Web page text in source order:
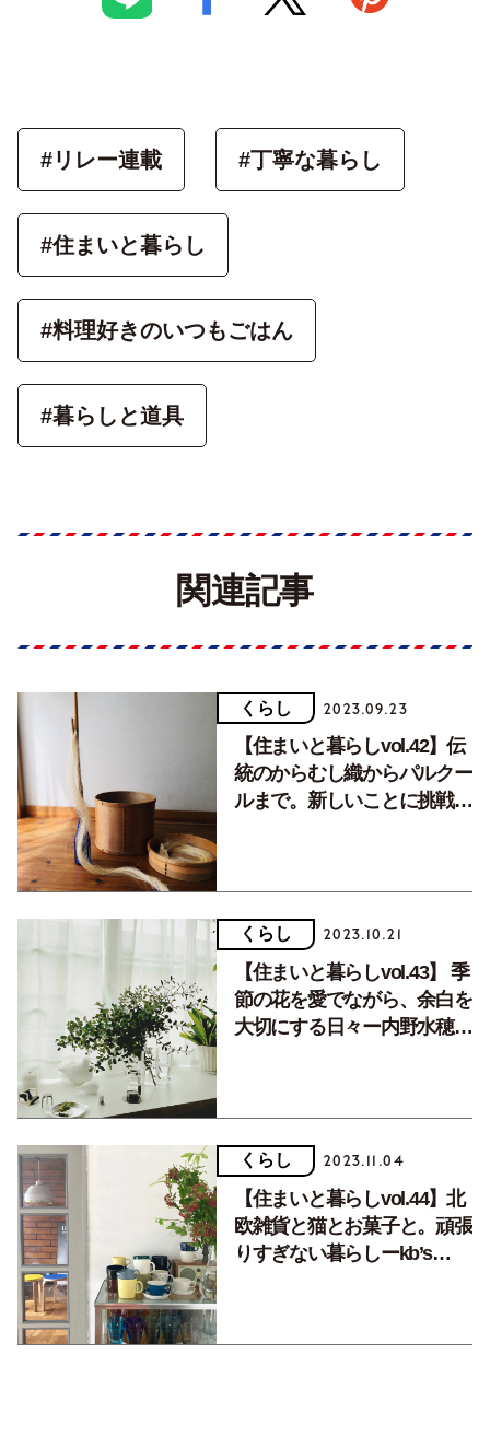
#リレー連載 #丁寧な暮らし
#住まいと暮らし
#料理好きのいつもごはん
#暮らしと道具
関連記事
くらし 2023.09.23
【住まいと暮らしvol.42】伝
統のからむし織からパルクー
ルまで。新しいことに挑戦し
くらし 2023.10.21
【住まいと暮らしvol.43】 季
節の花を愛でながら、余白を
大切にする日々ー内野水穂さ
くらし 2023.11.04
【住まいと暮らしvol.44】北
欧雑貨と猫とお菓子と。頑張
りすぎない暮らしーkb’s